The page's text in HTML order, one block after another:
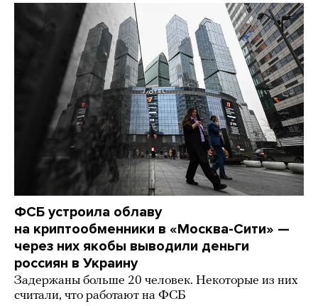
ФСБ устроила облаву
на криптообменники в «Москва-Сити» —
через них якобы выводили деньги
россиян в Украину
Задержаны больше 20 человек. Некоторые из них
считали, что работают на ФСБ